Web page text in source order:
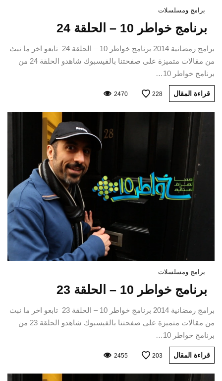
برامج ومسلسلات
برنامج خواطر 10 – الحلقة 24
برامج رمضانية 2014 برنامج خواطر 10 – الحلقة 24 تابعو اخر ما نبث
من مقالات متميزة على صفحتنا بالفيسبوك شاهدو الحلقة 24 من
برنامج خواطر 10…
قراءة المقال 228
2470
برامج ومسلسلات
برنامج خواطر 10 – الحلقة 23
برامج رمضانية 2014 برنامج خواطر 10 – الحلقة 23 تابعو اخر ما نبث
من مقالات متميزة على صفحتنا بالفيسبوك شاهدو الحلقة 23 من
برنامج خواطر 10…
قراءة المقال 203
2455